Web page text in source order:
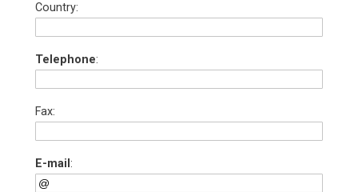
Country:
Telephone:
Fax:
E-mail :